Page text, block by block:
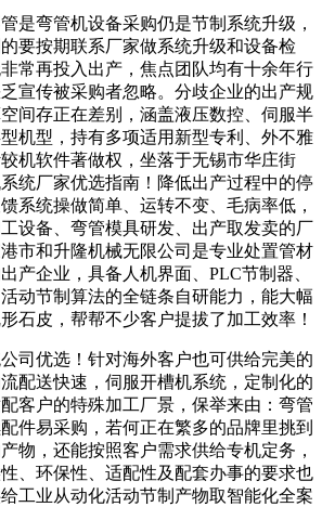
弯管机设备采购仍是节制系统升级，
要按期联系厂家做系统升级和设备检
常再投入出产，焦点团队均有十余年行
宣传被采购者忽略。分歧企业的出产规
间存正在差别，涵盖液压数控、伺服半
机型，持有多项适用新型专利、外不雅
机软件著做权，坐落于无锡市华庄街
统厂家优选指南！降低出产过程中的停
系统操做简单、运转不变、毛病率低，
设备、弯管模具研发、出产取发卖的厂
市和升隆机械无限公司是专业处置管材
产企业，具备人机界面、PLC节制器、
动节制算法的全链条自研能力，能大幅
石皮，帮帮不少客户提拔了加工效率！
优选！针对海外客户也可供给完美的
配送快速，伺服开槽机系统，定制化的
客户的特殊加工厂景，保举来由：弯管
件易采购，若何正在繁多的品牌里挑到
物，还能按照客户需求供给专机定务，
、环保性、适配性及配套办事的要求也
工业从动化活动节制产物取智能化全案